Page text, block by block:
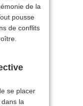
de la
pousse
de conflits
se placer
la